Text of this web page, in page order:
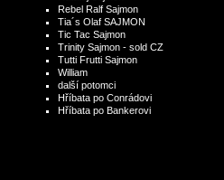
Rebel Ralf Sajmon
Tia´s Olaf SAJMON
Tic Tac Sajmon
Trinity Sajmon - sold CZ
Tutti Frutti Sajmon
William
další potomci
Hříbata po Conrádovi
Hříbata po Bankerovi